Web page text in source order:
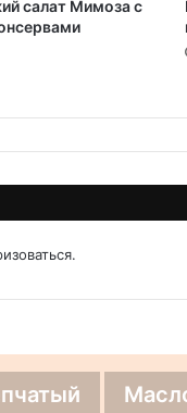
салат Мимоза с
.